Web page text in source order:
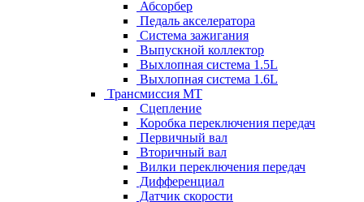
Абсорбер
Педаль акселератора
Система зажигания
Выпускной коллектор
Выхлопная система 1.5L
Выхлопная система 1.6L
Трансмиссия МТ
Сцепление
Коробка переключения передач
Первичный вал
Вторичный вал
Вилки переключения передач
Дифференциал
Датчик скорости